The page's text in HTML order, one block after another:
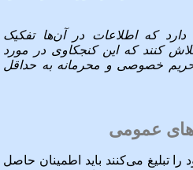
که اطلاعات در آن‌ها تفکیک
کنند که این کنجکاوی در مورد
خصوصی و محرمانه به حداقل
عمومی
تبلیغ می‌کنند باید اطمینان حاصل